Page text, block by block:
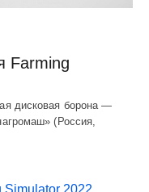
Farming
дисковая борона —
(Россия,